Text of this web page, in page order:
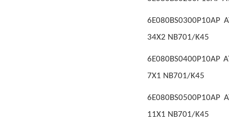
6E080BS0300P10AP
34X2 NB701/K45
6E080BS0400P10AP
7X1 NB701/K45
6E080BS0500P10AP
11X1 NB701/K45